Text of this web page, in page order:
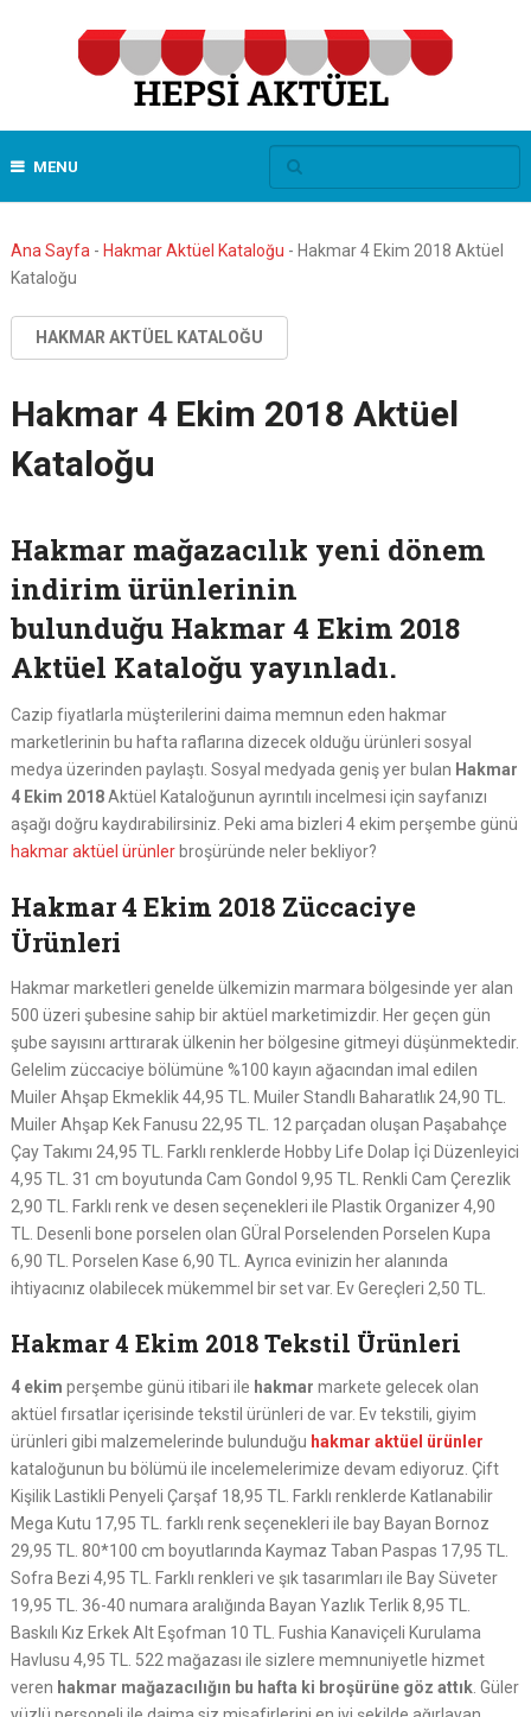
MENU
Ana Sayfa - Hakmar Aktüel Kataloğu - Hakmar 4 Ekim 2018 Aktüel
Kataloğu
HAKMAR AKTÜEL KATALOĞU
Hakmar 4 Ekim 2018 Aktüel
Kataloğu
Hakmar mağazacılık yeni dönem
indirim ürünlerinin
bulunduğu Hakmar 4 Ekim 2018
Aktüel Kataloğu yayınladı.
Cazip fiyatlarla müşterilerini daima memnun eden hakmar
marketlerinin bu hafta raflarına dizecek olduğu ürünleri sosyal
medya üzerinden paylaştı. Sosyal medyada geniş yer bulan Hakmar
4 Ekim 2018Aktüel Kataloğunun ayrıntılı incelmesi için sayfanızı
aşağı doğru kaydırabilirsiniz. Peki ama bizleri 4 ekim perşembe günü
hakmar aktüel ürünlerbroşüründe neler bekliyor?
Hakmar 4 Ekim 2018 Züccaciye
Ürünleri
Hakmar marketleri genelde ülkemizin marmara bölgesinde yer alan
500 üzeri şubesine sahip bir aktüel marketimizdir. Her geçen gün
şube sayısını arttırarak ülkenin her bölgesine gitmeyi düşünmektedir.
Gelelim züccaciye bölümüne %100 kayın ağacından imal edilen
Muiler Ahşap Ekmeklik 44,95 TL. Muiler Standlı Baharatlık 24,90 TL.
Muiler Ahşap Kek Fanusu 22,95 TL. 12 parçadan oluşan Paşabahçe
Çay Takımı 24,95 TL. Farklı renklerde Hobby Life Dolap İçi Düzenleyici
4,95 TL. 31 cm boyutunda Cam Gondol 9,95 TL. Renkli Cam Çerezlik
2,90 TL. Farklı renk ve desen seçenekleri ile Plastik Organizer 4,90
TL. Desenli bone porselen olan GÜral Porselenden Porselen Kupa
6,90 TL. Porselen Kase 6,90 TL. Ayrıca evinizin her alanında
ihtiyacınız olabilecek mükemmel bir set var. Ev Gereçleri 2,50 TL.
Hakmar 4 Ekim 2018 Tekstil Ürünleri
4 ekim perşembe günü itibari ile hakmar markete gelecek olan
aktüel fırsatlar içerisinde tekstil ürünleri de var. Ev tekstili, giyim
ürünleri gibi malzemelerinde bulunduğu hakmar aktüel ürünler
kataloğunun bu bölümü ile incelemelerimize devam ediyoruz. Çift
Kişilik Lastikli Penyeli Çarşaf 18,95 TL. Farklı renklerde Katlanabilir
Mega Kutu 17,95 TL. farklı renk seçenekleri ile bay Bayan Bornoz
29,95 TL. 80*100 cm boyutlarında Kaymaz Taban Paspas 17,95 TL.
Sofra Bezi 4,95 TL. Farklı renkleri ve şık tasarımları ile Bay Süveter
19,95 TL. 36-40 numara aralığında Bayan Yazlık Terlik 8,95 TL.
Baskılı Kız Erkek Alt Eşofman 10 TL. Fushia Kanaviçeli Kurulama
Havlusu 4,95 TL. 522 mağazası ile sizlere memnuniyetle hizmet
veren hakmar mağazacılığın bu hafta ki broşürüne göz attık. Güler